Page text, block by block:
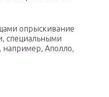
опрыскивание
специальными
например, Аполло,